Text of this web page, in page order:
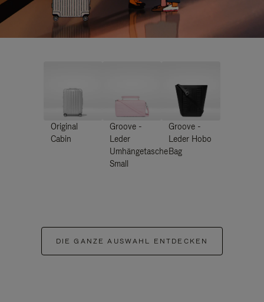
Original
Cabin
Groove -
Leder
Umhängetasche
Small
Groove -
Leder Hobo
Bag
DIE GANZE AUSWAHL ENTDECKEN